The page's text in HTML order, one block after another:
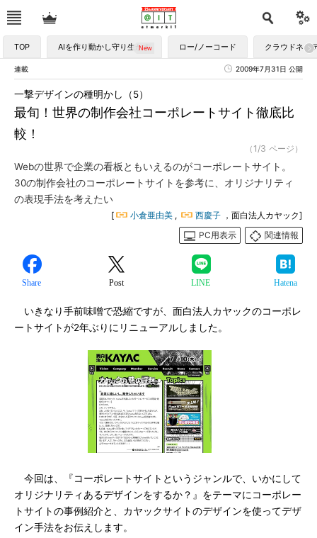
TOP AIを作り動かし守り生かす ロー/ノーコード クラウドネイ
連載 2009年7月31日 公開
最旬！世界の制作会社コーポレートサイト徹底比
較！
一撃デザインの種明かし（5）
（1/3 ページ）
Webの世界で企業の看板ともいえるのがコーポレートサイト。
30の制作会社のコーポレートサイトを参考に、オリジナリティ
の表現手法を考えたい
[ 小倉亜由美 , 西慶子 ，面白法人カヤック]
PC用表示
関連情報
Share Post LINE Hatena
いきなり手前味噌で恐縮ですが、面白法人カヤックのコーポレ
ートサイトが2年ぶりにリニューアルしました。
今回は、『コーポレートサイトというジャンルで、いかにして
オリジナリティあるデザインをするか？』をテーマにコーポレー
トサイトの事例紹介と、カヤックサイトのデザインを使ってデザ
イン手法をお伝えします。